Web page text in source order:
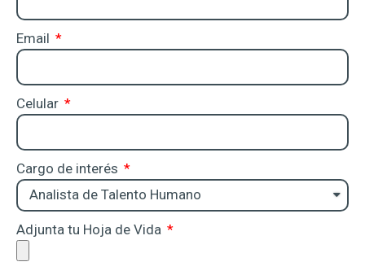
Email
Celular
Cargo de interés
Adjunta tu Hoja de Vida